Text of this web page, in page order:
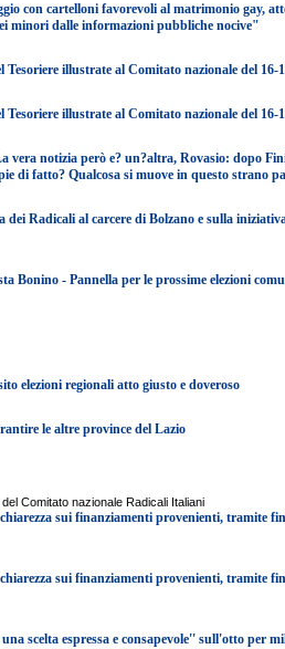
con cartelloni favorevoli al matrimonio gay,
minori dalle informazioni pubbliche nocive"
illustrate al Comitato nazionale del 16-
illustrate al Comitato nazionale del 16-
notizia però e? un?altra, Rovasio: dopo
di fatto? Qualcosa si muove in questo strano
Radicali al carcere di Bolzano e sulla
Bonino - Pannella per le prossime elezioni
elezioni regionali atto giusto e doveroso
le altre province del Lazio
Comitato nazionale Radicali Italiani
sui finanziamenti provenienti, tramite
sui finanziamenti provenienti, tramite
scelta espressa e consapevole'' sull'otto per